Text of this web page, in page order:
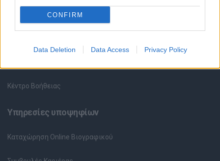
CONFIRM
Data Deletion Data Access Privacy Policy
Όλες οι Θέσεις Εργασίας
Κέντρο Βοήθειας
Υπηρεσίες υποψηφίων
Καταχώρηση Online Βιογραφικού